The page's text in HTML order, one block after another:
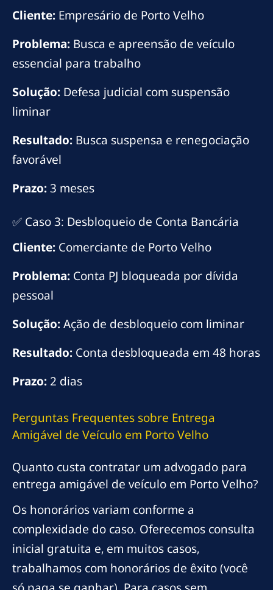
Cliente: Empresário de Porto Velho
Problema: Busca e apreensão de veículo
essencial para trabalho
Solução: Defesa judicial com suspensão
liminar
Resultado: Busca suspensa e renegociação
favorável
Prazo:3 meses
✅ Caso 3: Desbloqueio de Conta Bancária
Cliente: Comerciante de Porto Velho
Problema: Conta PJ bloqueada por dívida
pessoal
Solução:Ação de desbloqueio com liminar
Resultado: Conta desbloqueada em 48 horas
Prazo: 2 dias
Perguntas Frequentes sobre Entrega
Amigável de Veículo em Porto Velho
Quanto custa contratar um advogado para
entrega amigável de veículo em Porto Velho?
Os honorários variam conforme a
complexidade do caso. Oferecemos consulta
inicial gratuita e, em muitos casos,
trabalhamos com honorários de êxito (você